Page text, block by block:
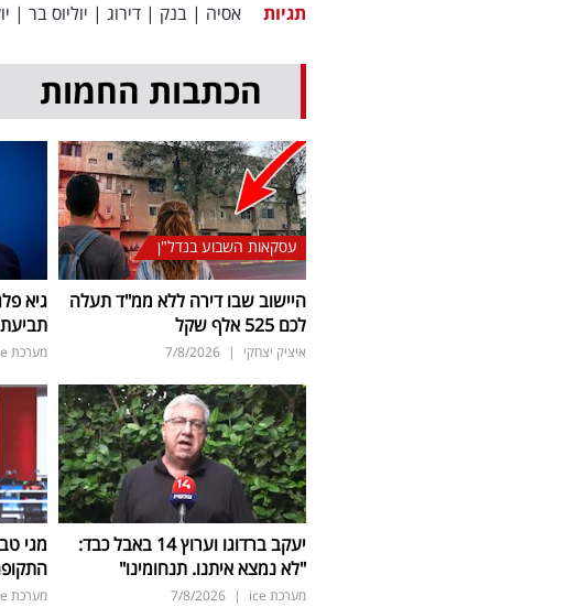
תגיות אסיה | בנק | דירוג | יוליוס בר |
הכתבות החמות
עסקאות השבוע בנדל"ן
היישוב שבו דירה ללא ממ"ד תעלה
לכם 525 אלף שקל
איציק יצחקי |
7/8/2026
גיא
תביעת
מערכת ice
יעקב ברדוגו וערוץ 14 באבל כבד:
"לא נמצא איתנו. תנחומינו"
מערכת ice |
7/8/2026 מערכת ice